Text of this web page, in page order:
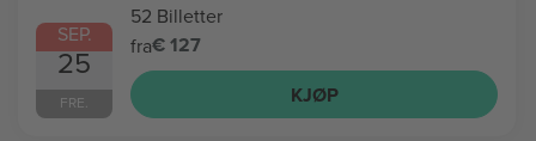
SEP.
25
FRE.
52 Billetter
fra€ 127
KJØP